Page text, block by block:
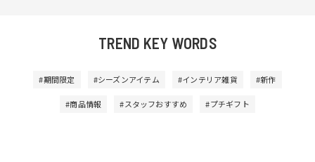
TREND KEY WORDS
#期間限定 #シーズンアイテム #インテリア雑貨 #新作
#商品情報 #スタッフおすすめ #プチギフト